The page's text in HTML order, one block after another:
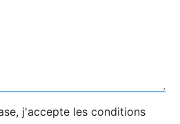
j'accepte les conditions